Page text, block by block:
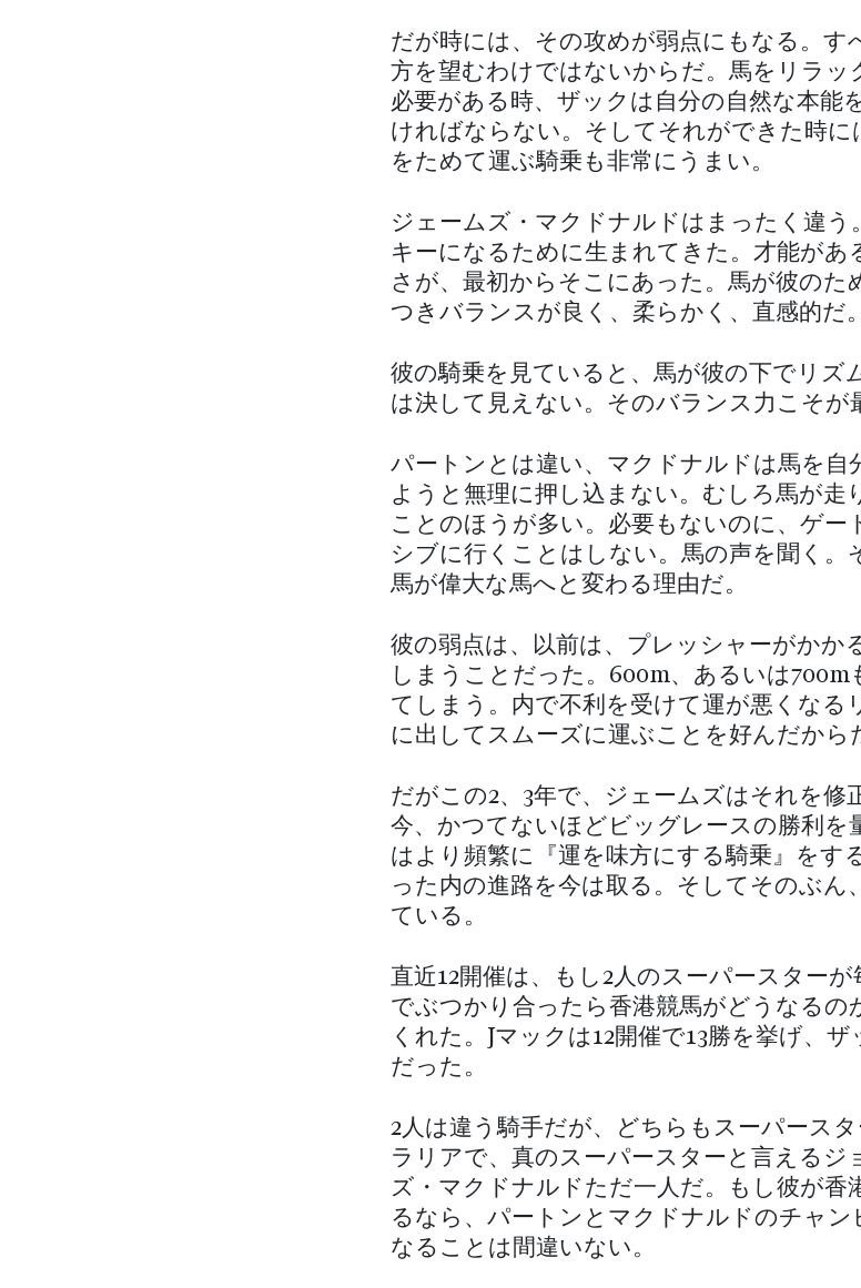
だが時には、その攻めが弱点にもなる。す
方を望むわけではないからだ。馬をリラッ
必要がある時、ザックは自分の自然な本能
ければならない。そしてそれができた時に
をためて運ぶ騎乗も非常にうまい。
ジェームズ・マクドナルドはまったく違う
キーになるために生まれてきた。才能があ
さが、最初からそこにあった。馬が彼のた
つきバランスが良く、柔らかく、直感的だ。
彼の騎乗を見ていると、馬が彼の下でリズ
は決して見えない。そのバランス力こそが
パートンとは違い、マクドナルドは馬を自
ようと無理に押し込まない。むしろ馬が走
ことのほうが多い。必要もないのに、ゲー
シブに行くことはしない。馬の声を聞く。
馬が偉大な馬へと変わる理由だ。
彼の弱点は、以前は、プレッシャーがかか
しまうことだった。600m、あるいは700m
てしまう。内で不利を受けて運が悪くなる
に出してスムーズに運ぶことを好んだから
だがこの2、3年で、ジェームズはそれを修
今、かつてないほどビッグレースの勝利を
はより頻繁に『運を味方にする騎乗』をす
った内の進路を今は取る。そしてそのぶん
ている。
直近12開催は、もし2人のスーパースター
でぶつかり合ったら香港競馬がどうなるの
くれた。Jマックは12開催で13勝を挙げ、
だった。
2人は違う騎手だが、どちらもスーパース
ラリアで、真のスーパースターと言えるジ
ズ・マクドナルドただ一人だ。もし彼が香
るなら、パートンとマクドナルドのチャン
なることは間違いない。